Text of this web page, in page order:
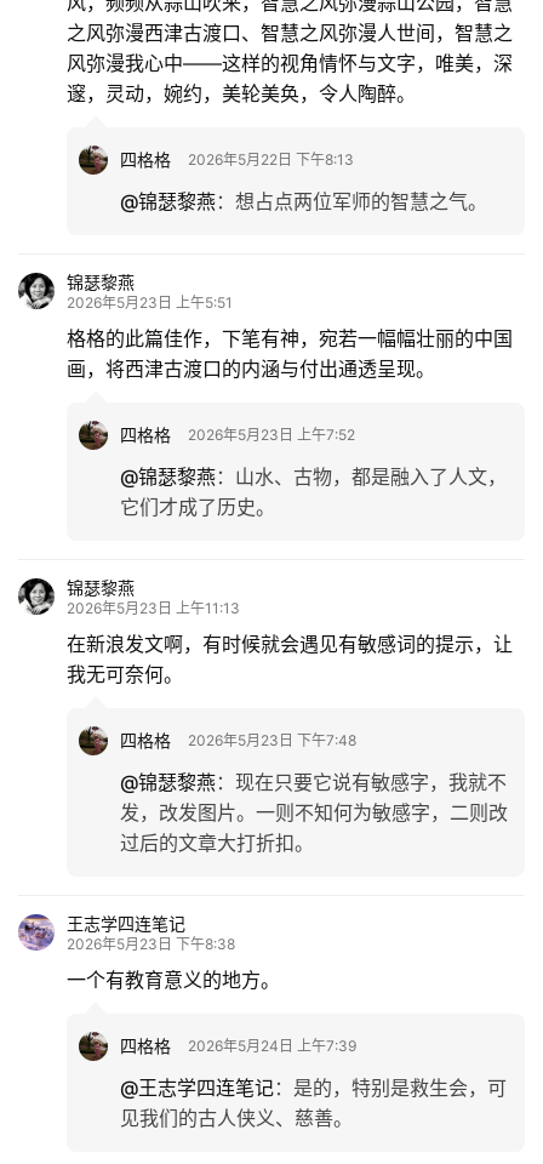
之风弥漫西津古渡口、智慧之风弥漫人世间，智慧之
风弥漫我心中——这样的视角情怀与文字，唯美，深
邃，灵动，婉约，美轮美奂，令人陶醉。
四格格 2026年5月22日 下午8:13
@锦瑟黎燕： 想占点两位军师的智慧之气。
锦瑟黎燕
2026年5月23日 上午5:51
格格的此篇佳作，下笔有神，宛若一幅幅壮丽的中国
画，将西津古渡口的内涵与付出通透呈现。
四格格 2026年5月23日 上午7:52
@锦瑟黎燕： 山水、古物，都是融入了人文，
它们才成了历史。
锦瑟黎燕
2026年5月23日 上午11:13
在新浪发文啊，有时候就会遇见有敏感词的提示，让
我无可奈何。
四格格 2026年5月23日 下午7:48
@锦瑟黎燕： 现在只要它说有敏感字，我就不
发，改发图片。一则不知何为敏感字，二则改
过后的文章大打折扣。
王志学四连笔记
2026年5月23日 下午8:38
一个有教育意义的地方。
四格格 2026年5月24日 上午7:39
@王志学四连笔记： 是的，特别是救生会，可
见我们的古人侠义、慈善。